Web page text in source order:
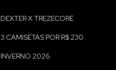
DEXTER X TREZECORE
3 CAMISETAS POR R$ 230
INVERNO 2026